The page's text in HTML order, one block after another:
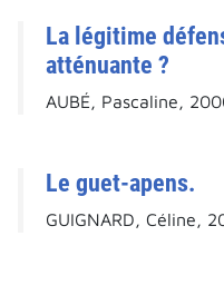
La légitime
atténuante ?
AUBÉ, Pascaline,
Le guet-apens.
GUIGNARD, Céline,